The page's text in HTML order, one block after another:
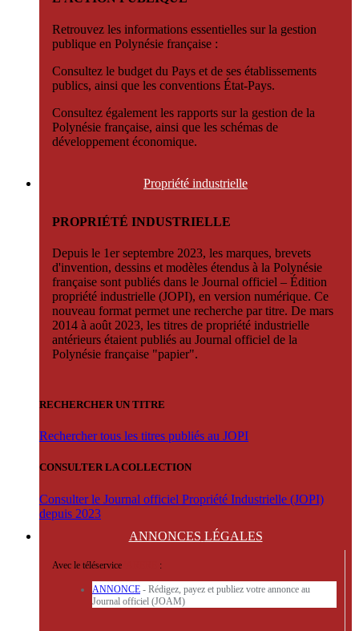
Retrouvez les informations essentielles sur la gestion
publique en Polynésie française :
Consultez le budget du Pays et de ses établissements
publics, ainsi que les conventions État-Pays.
Consultez également les rapports sur la gestion de la
Polynésie française, ainsi que les schémas de
développement économique.
Propriété industrielle
PROPRIÉTÉ INDUSTRIELLE
Depuis le 1er septembre 2023, les marques, brevets
d'invention, dessins et modèles étendus à la Polynésie
française sont publiés dans le Journal officiel – Édition
propriété industrielle (JOPI), en version numérique. Ce
nouveau format permet une recherche par titre. De mars
2014 à août 2023, les titres de propriété industrielle
antérieurs étaient publiés au Journal officiel de la
Polynésie française "papier".
RECHERCHER UN TITRE
Rechercher tous les titres publiés au JOPI
CONSULTER LA COLLECTION
Consulter le Journal officiel Propriété Industrielle (JOPI)
depuis 2023
ANNONCES LÉGALES
Avec le téléservice :
ANNONCE - Rédigez, payez et publiez votre annonce au
Journal officiel (JOAM)